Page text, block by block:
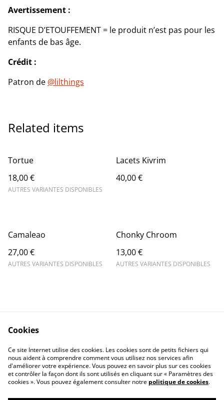
Avertissement :
RISQUE D’ETOUFFEMENT = le produit n’est pas pour les
enfants de bas âge.
Crédit :
Patron de @lilthings
Related items
Tortue
18,00 €
AUTRES VARIANTES DISPONIBLES
Lacets Kivrim
40,00 €
Camaleao
27,00 €
AUTRES VARIANTES DISPONIBLES
Chonky Chroom
13,00 €
AUTRES VARIANTES DISPONIBLES
Conditions générales
Politique de cookies
Mentions légales
Contactez-moi
Cookies
Ce site Internet utilise des cookies. Les cookies sont de petits fichiers qui
nous aident à comprendre comment vous utilisez nos services afin
d'améliorer votre expérience. Vous pouvez en savoir plus sur ces cookies
et contrôler la façon dont ils sont utilisés en cliquant sur « Paramètres des
cookies ». Vous pouvez également consulter notre politique de cookies.